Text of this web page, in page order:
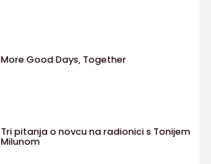
More Good Days, Together
Tri pitanja o novcu na radionici s Tonijem
Milunom